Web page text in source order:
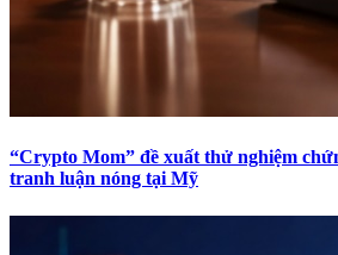
“Crypto Mom” đề xuất thử nghiệm
tranh luận nóng tại Mỹ